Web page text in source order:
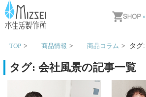
»
TOP 商品情報 商品コラム タグ:
タグ: 会社風景の記事一覧